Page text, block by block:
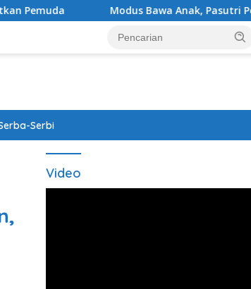
Modus Bawa Anak, Pasutri Pelaku Curanmor
Serbi
Video